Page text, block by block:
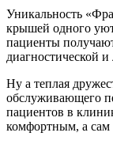
Уникальность
крышей одного
пациенты
диагностической
Ну а теплая
обслуживающего
пациентов в
комфортным, а сам